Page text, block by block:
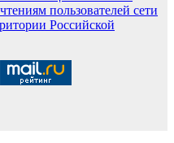
пользователей сети
Российской